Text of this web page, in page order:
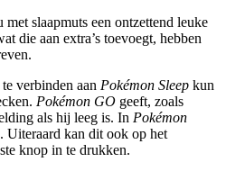
slaapmuts een ontzettend leuke
die aan extra’s toevoegt, hebben
verbinden aan Pokémon Sleep kun
Pokémon GO geeft, zoals
als hij leeg is. In Pokémon
Uiteraard kan dit ook op het
knop in te drukken.